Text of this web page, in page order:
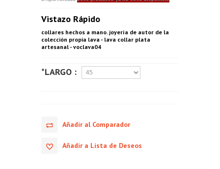
Vistazo Rápido
collares hechos a mano. joyería de autor de la
colección propia lava - lava collar plata
artesanal - voclava04
*LARGO :
Añadir al Comparador
Añadir a Lista de Deseos